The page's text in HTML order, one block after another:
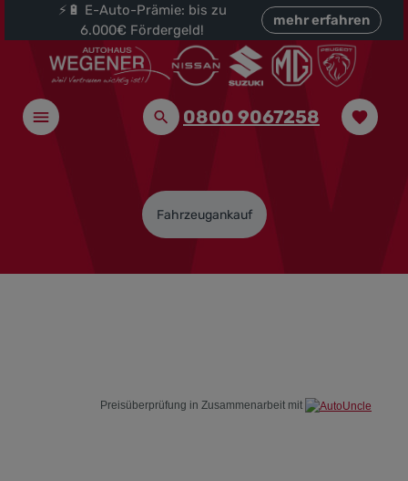
springen
⚡🔋 E-Auto-Prämie: bis zu
6.000€ Fördergeld!
mehr erfahren
0800 9067258
Fahrzeugankauf
Preisüberprüfung in Zusammenarbeit mit